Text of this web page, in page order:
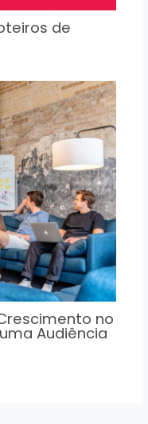
de
no
Audiência